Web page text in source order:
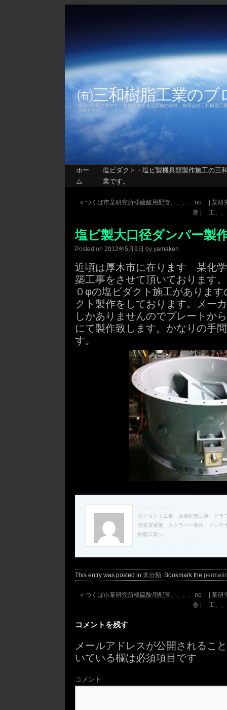
㈲三和樹脂工業の
横浜市の塩ビダクト・耐酸耐化学薬品設備の会社、有限会社三和樹脂工
ブログです。
ホー
ム
塩ビダクト・塩ビ製機具類製作施工の三
業です。
« つくば市某研究所様硫酸用配管、、、、no
巻 |
| 某
工、
塩ビ製大口径ダンパー製
Posted on 2012年5月9日 by yamaken
近頃は厚木市に在ります 某化
築工事をさせて頂いております
０φの塩ビダクト施工がありま
クト製作をしております。メー
しかありませんのでプレートか
にて製作致します。かなりの手
す。
塩ビダクト工事、薬液配管工事、ド
造装置被覆、スクラバー製作 メンテ
樹脂工業へ
This entry was posted in 未分類. Bookmark the
« つくば市某研究所様硫酸用配管、、、、no
巻 |
| 某
工、
コメントを残す
メールアドレスが公開されるこ
いている欄は必須項目です
コメント